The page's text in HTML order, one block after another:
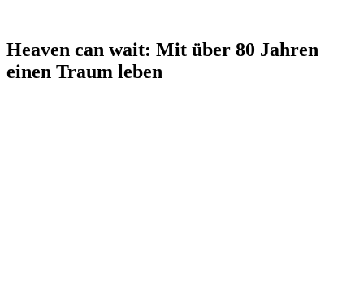
Heaven can wait: Mit über 80 Jahren
einen Traum leben